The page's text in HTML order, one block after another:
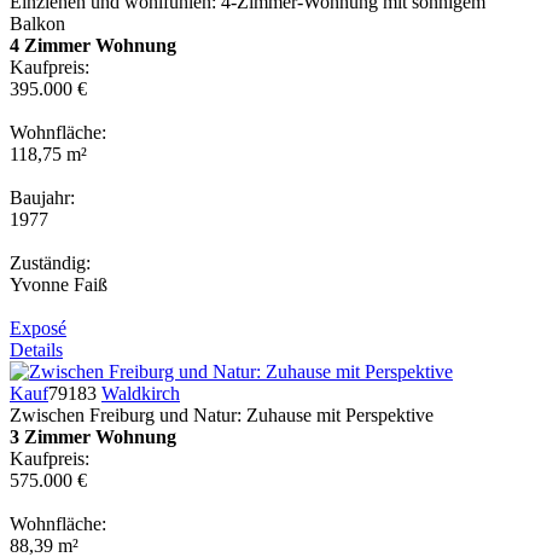
Balkon
4 Zimmer Wohnung
Kaufpreis:
395.000 €
Wohnfläche:
118,75 m²
Baujahr:
1977
Zuständig:
Yvonne Faiß
Exposé
Details
Kauf79183 Waldkirch
Zwischen Freiburg und Natur: Zuhause mit Perspektive
3 Zimmer Wohnung
Kaufpreis:
575.000 €
Wohnfläche:
88,39 m²